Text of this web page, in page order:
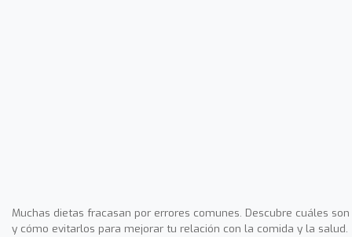
Muchas dietas fracasan por errores comunes. Descubre cuáles son
y cómo evitarlos para mejorar tu relación con la comida y la salud.